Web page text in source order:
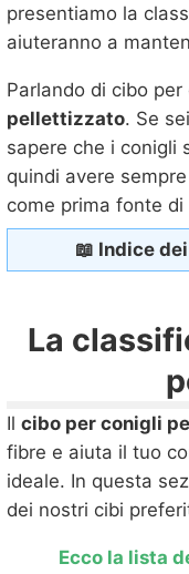
presentiamo la
aiuteranno a
Parlando di cibo
pellettizzato. Se
sapere che i conigli
quindi avere
come prima fonte
📖 Indice
La
Il cibo per conigli
fibre e aiuta il tuo
ideale. In questa
dei nostri cibi
Ecco la lista